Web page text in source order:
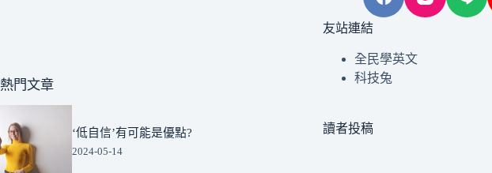
熱門文章
‘低自信’有可能是優點?
2024-05-14
友站連結
全民學英文
科技兔
讀者投稿